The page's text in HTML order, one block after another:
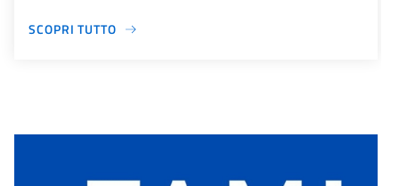
SCOPRI TUTTO